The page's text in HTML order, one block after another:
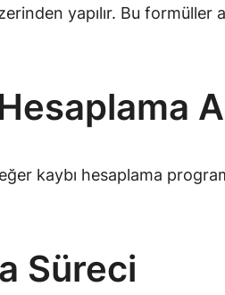
yapılır. Bu formüller
kaybı hesaplama
Süreci